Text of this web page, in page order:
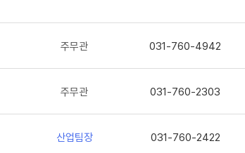
주무관 031-760-4942
주무관 031-760-2303
산업팀장 031-760-2422